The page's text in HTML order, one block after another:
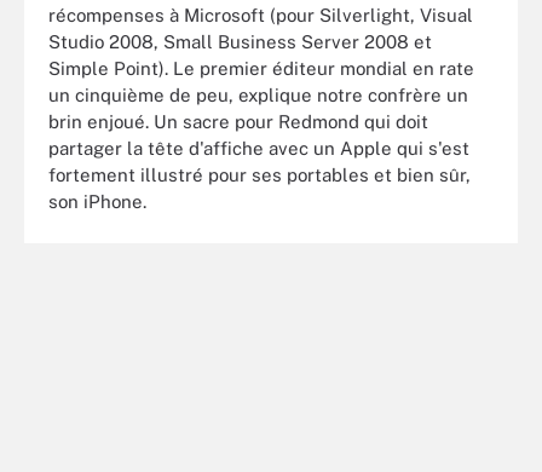
récompenses à Microsoft (pour Silverlight, Visual
Studio 2008, Small Business Server 2008 et
Simple Point). Le premier éditeur mondial en rate
un cinquième de peu, explique notre confrère un
brin enjoué. Un sacre pour Redmond qui doit
partager la tête d'affiche avec un Apple qui s'est
fortement illustré pour ses portables et bien sûr,
son iPhone.